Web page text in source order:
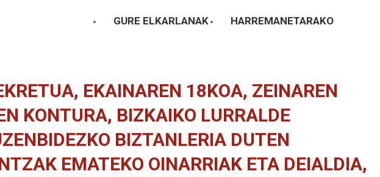
GURE ELKARLANAK HARREMANETARAKO
EKAINAREN 18KOA, ZEINAREN
KONTURA, BIZKAIKO LURRALDE
BIZTANLERIA DUTEN
EMATEKO OINARRIAK ETA DEIALDIA,